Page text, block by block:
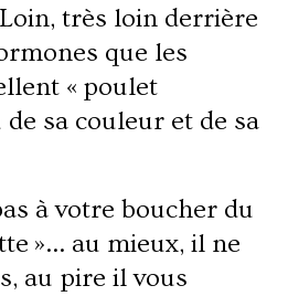
très loin derrière
que les
« poulet
de sa couleur et de sa
à votre boucher du
»… au mieux, il ne
au pire il vous